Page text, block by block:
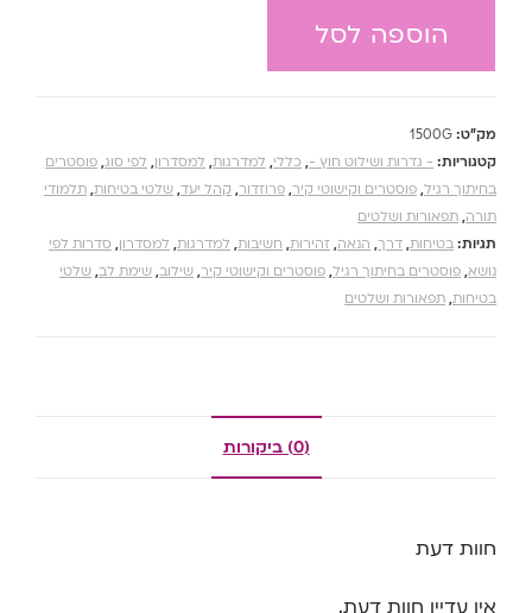
הוספה לסל
מק"ט: 1500G
קטגוריות: - גדרות ושילוט חוץ -, כללי, למדרגות, למסדרון, לפי סוג, פוסטרים
בחיתוך רגיל, פוסטרים וקישוטי קיר, פרוזדור, קהל יעד, שלטי בטיחות, תלמודי
תורה, תפאורות ושלטים
תגיות: בטיחות, דרך, הנאה, זהירות, חשיבות, למדרגות, למסדרון, סדרות לפי
נושא, פוסטרים בחיתוך רגיל, פוסטרים וקישוטי קיר, שילוב, שימת לב, שלטי
בטיחות, תפאורות ושלטים
(0) ביקורות
חוות דעת
אין עדיין חוות דעת.